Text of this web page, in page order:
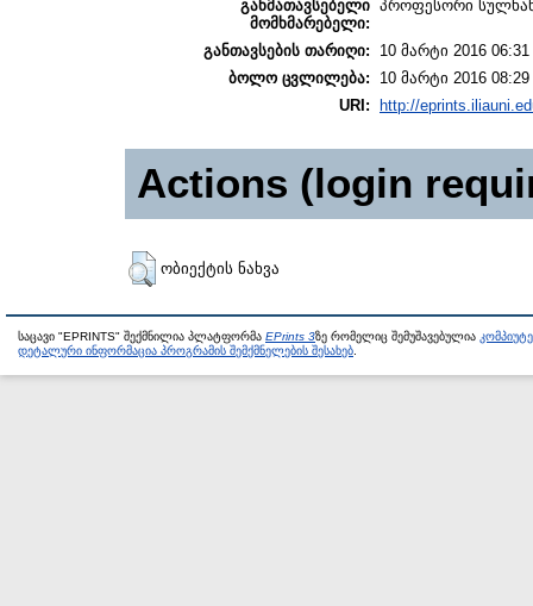
განმათავსებელი
მომხმარებელი:
პროფესორი
განთავსების თარიღი:
10 მარტი 2016 06:31
ბოლო ცვლილება:
10 მარტი 2016 08:29
URI:
http://
Actions (login
ობიექტის ნახვა
საცავი "EPRINTS" შექმნილია პლატფორმა EPrints 3ზე რომელიც შემუშავებულია
დეტალური ინფორმაცია პროგრამის შემქმნელების შესახებ.